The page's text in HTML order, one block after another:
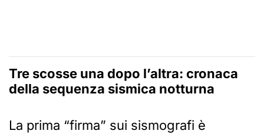
Tre scosse una dopo l’altra: cronaca
della sequenza sismica notturna
La prima “firma” sui sismografi è